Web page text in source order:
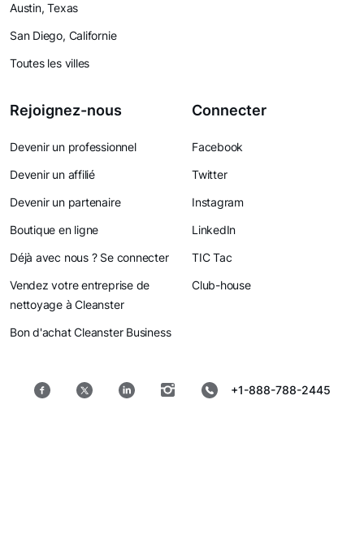
Austin, Texas
San Diego, Californie
Toutes les villes
Rejoignez-nous
Devenir un professionnel
Devenir un affilié
Devenir un partenaire
Boutique en ligne
Déjà avec nous ? Se connecter
Vendez votre entreprise de
nettoyage à Cleanster
Bon d'achat Cleanster Business
Connecter
Facebook
Twitter
Instagram
LinkedIn
TIC Tac
Club-house
+1-888-788-2445